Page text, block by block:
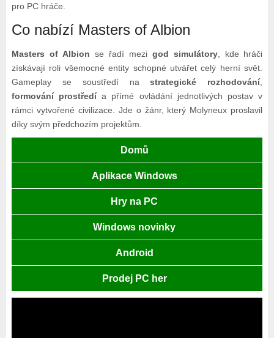
pro PC hráče.
Co nabízí Masters of Albion
Masters of Albion se řadí mezi god simulátory, kde hráči
získávají roli všemocné entity schopné utvářet celý herní svět.
Gameplay se soustředí nastrategické rozhodování,
formování prostředía přímé ovládání jednotlivých postav v
rámci vytvořené civilizace. Jde o žánr, který Molyneux proslavil
díky svým předchozím projektům.
Domů
Aplikace Windows
Hry na PC
Windows novinky
Android
Prodej PC her